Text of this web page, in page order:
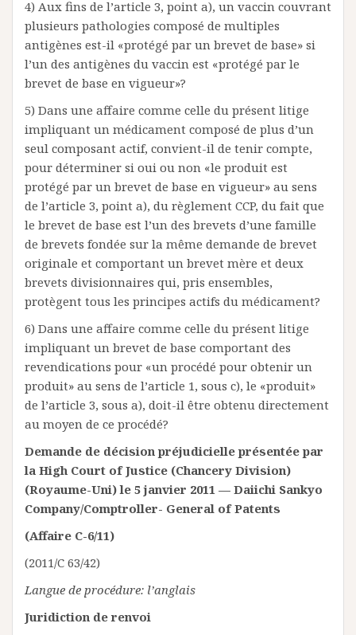
4) Aux fins de l’article 3, point a), un vaccin couvrant
plusieurs pathologies composé de multiples
antigènes est-il «protégé par un brevet de base» si
l’un des antigènes du vaccin est «protégé par le
brevet de base en vigueur»?
5) Dans une affaire comme celle du présent litige
impliquant un médicament composé de plus d’un
seul composant actif, convient-il de tenir compte,
pour déterminer si oui ou non «le produit est
protégé par un brevet de base en vigueur» au sens
de l’article 3, point a), du règlement CCP, du fait que
le brevet de base est l’un des brevets d’une famille
de brevets fondée sur la même demande de brevet
originale et comportant un brevet mère et deux
brevets divisionnaires qui, pris ensembles,
protègent tous les principes actifs du médicament?
6) Dans une affaire comme celle du présent litige
impliquant un brevet de base comportant des
revendications pour «un procédé pour obtenir un
produit» au sens de l’article 1, sous c), le «produit»
de l’article 3, sous a), doit-il être obtenu directement
au moyen de ce procédé?
Demande de décision préjudicielle présentée par
la High Court of Justice (Chancery Division)
(Royaume-Uni) le 5 janvier 2011 — Daiichi Sankyo
Company/Comptroller- General of Patents
(Affaire C-6/11)
(2011/C 63/42)
Langue de procédure: l’anglais
Juridiction de renvoi